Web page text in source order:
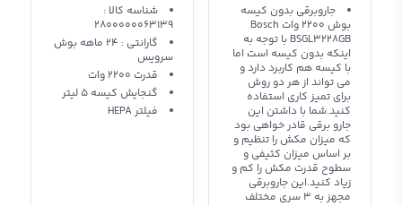
BSGL3228GB
جاروبرقی بدون کیسه
بوش 2200 وات Bosch
BSGL3228GB با توجه به
اینکه بدون کیسه است اما
با کیسه هم کاربرد دارد و
می تواند از هر دو روش
برای تمیز کاری استفاده
کنید.شما با داشتن این
جارو برقی قادر خواهی بود
که میزان مکش را تنظیم و
بر اساس میزان کثیفی و
سطوح قدرت مکش را کم و
زیاد کنید.این جاروبرقی
مجهز به 3 سری مختلف
شناسه کالا :
2800000063139
گارانتی : ۲۴ ماهه بوش
سرویس
قدرت 2200 وات
گنجایش کیسه 5 لیتر
فیلتر HEPA